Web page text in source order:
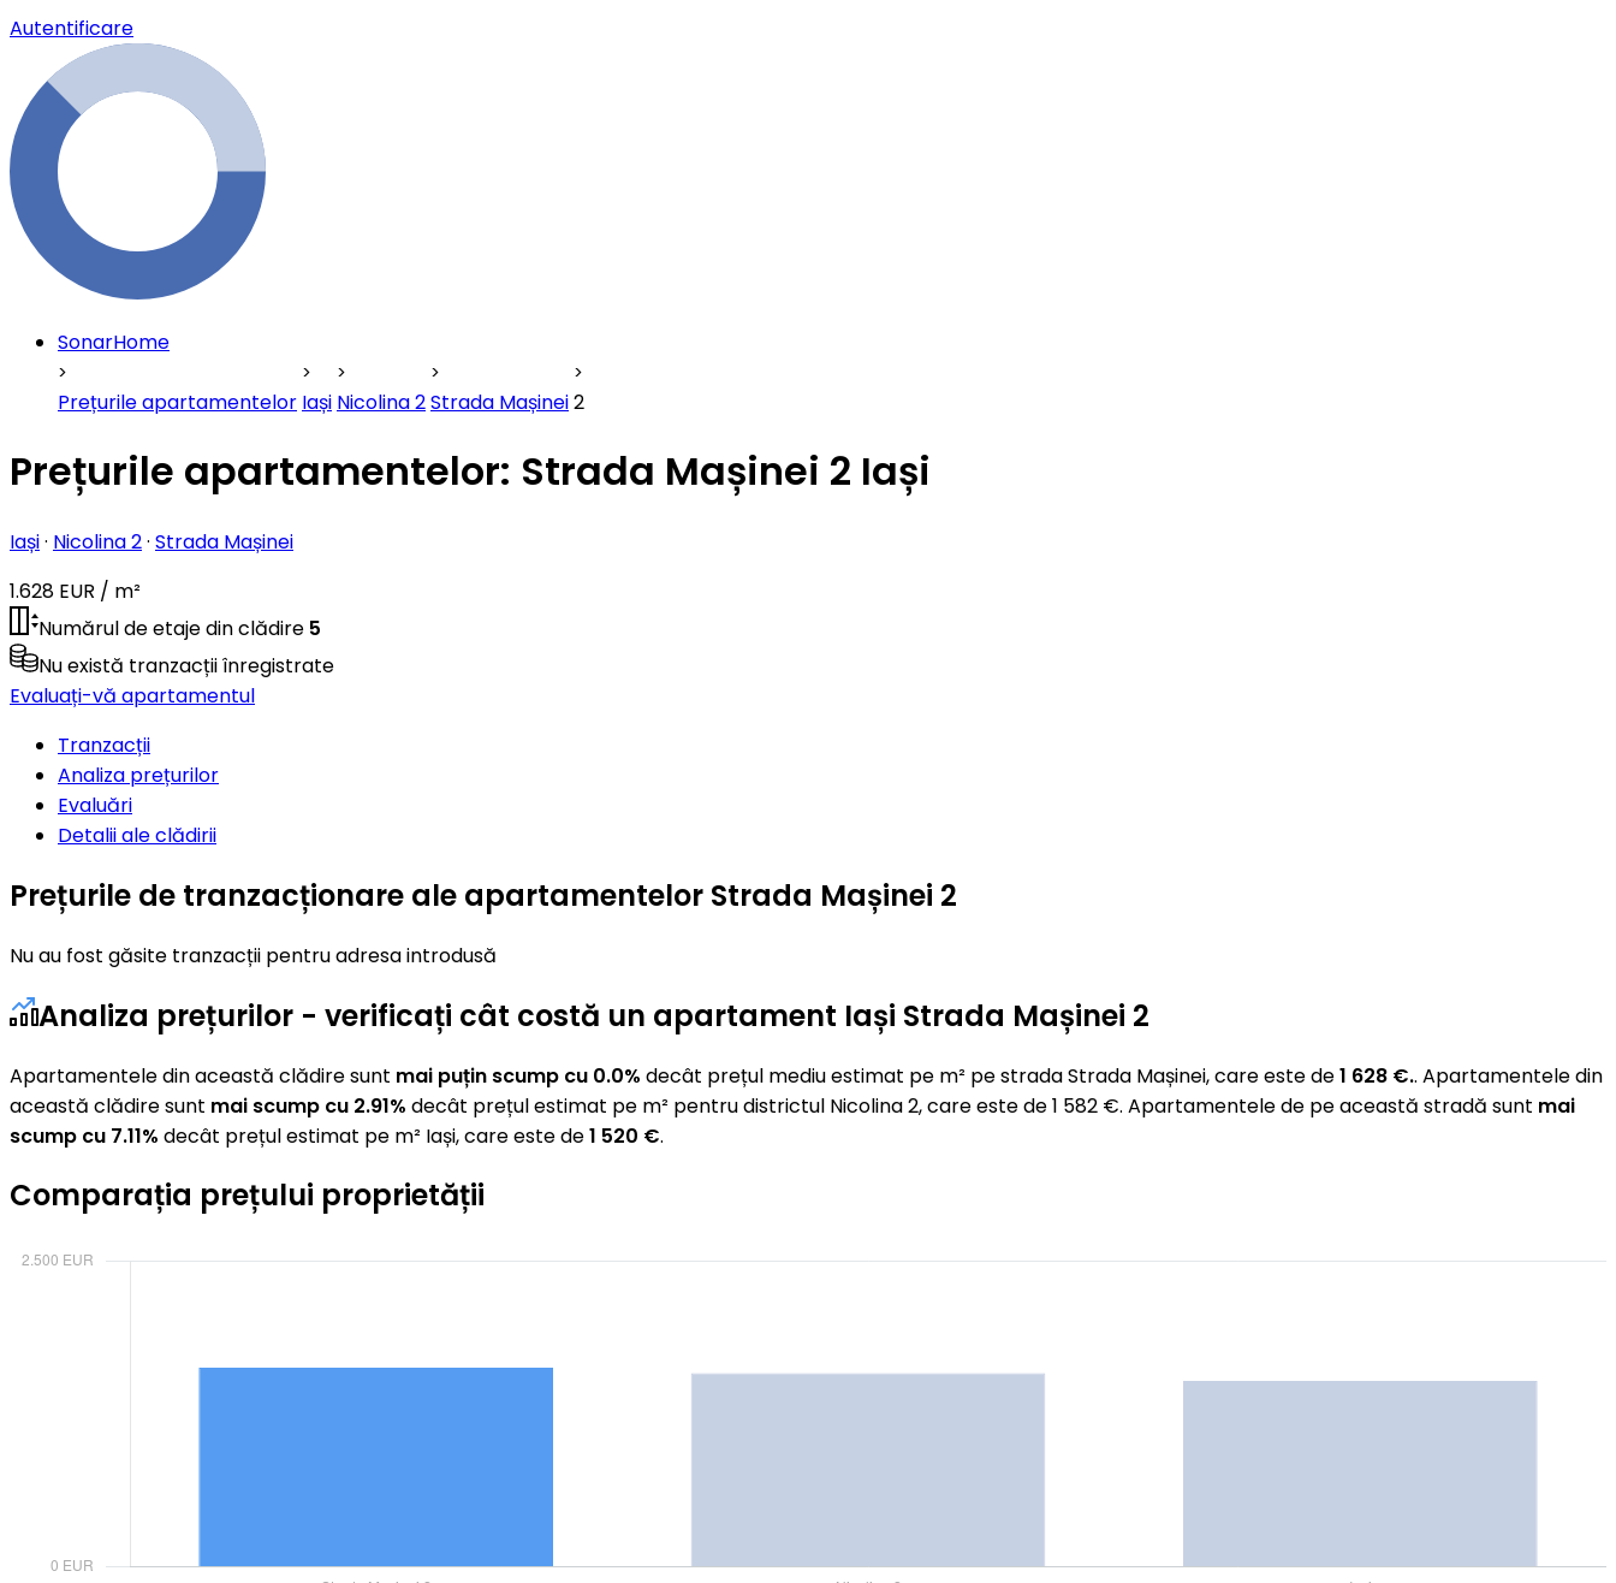
Autentificare
SonarHome
Prețurile apartamentelor Iași Nicolina 2Strada Mașinei2
Prețurile apartamentelor: Strada Mașinei 2 Iași
Iași· Nicolina 2· Strada Mașinei
1.628 EUR / m²
Numărul de etaje din clădire 5
Nu există tranzacții înregistrate
Evaluați-vă apartamentul
Tranzacții
Analiza prețurilor
Evaluări
Detalii ale clădirii
Prețurile de tranzacționare ale apartamentelor Strada Mașinei 2
Nu au fost găsite tranzacții pentru adresa introdusă
Analiza prețurilor - verificați cât costă un apartament Iași Strada Mașinei 2
Apartamentele din această clădire sunt mai puțin scump cu 0.0% decât prețul mediu estimat pe m² pe strada Strada Mașinei, care este de1 628 €.. Apartamentele din
această clădire sunt mai scump cu 2.91% decât prețul estimat pe m² pentru districtul Nicolina 2, care este de 1 582 €. Apartamentele de pe această stradă sunt mai
scump cu 7.11% decât prețul estimat pe m² Iași, care este de1 520 €.
Comparația prețului proprietății